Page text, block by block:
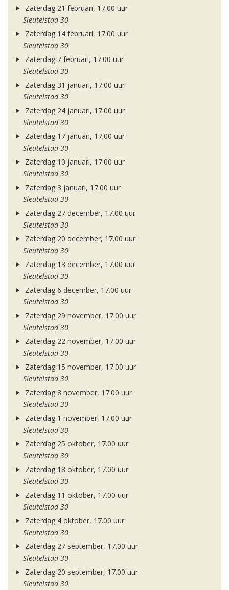
Zaterdag 21 februari, 17.00 uur
Sleutelstad 30
Zaterdag 14 februari, 17.00 uur
Sleutelstad 30
Zaterdag 7 februari, 17.00 uur
Sleutelstad 30
Zaterdag 31 januari, 17.00 uur
Sleutelstad 30
Zaterdag 24 januari, 17.00 uur
Sleutelstad 30
Zaterdag 17 januari, 17.00 uur
Sleutelstad 30
Zaterdag 10 januari, 17.00 uur
Sleutelstad 30
Zaterdag 3 januari, 17.00 uur
Sleutelstad 30
Zaterdag 27 december, 17.00 uur
Sleutelstad 30
Zaterdag 20 december, 17.00 uur
Sleutelstad 30
Zaterdag 13 december, 17.00 uur
Sleutelstad 30
Zaterdag 6 december, 17.00 uur
Sleutelstad 30
Zaterdag 29 november, 17.00 uur
Sleutelstad 30
Zaterdag 22 november, 17.00 uur
Sleutelstad 30
Zaterdag 15 november, 17.00 uur
Sleutelstad 30
Zaterdag 8 november, 17.00 uur
Sleutelstad 30
Zaterdag 1 november, 17.00 uur
Sleutelstad 30
Zaterdag 25 oktober, 17.00 uur
Sleutelstad 30
Zaterdag 18 oktober, 17.00 uur
Sleutelstad 30
Zaterdag 11 oktober, 17.00 uur
Sleutelstad 30
Zaterdag 4 oktober, 17.00 uur
Sleutelstad 30
Zaterdag 27 september, 17.00 uur
Sleutelstad 30
Zaterdag 20 september, 17.00 uur
Sleutelstad 30